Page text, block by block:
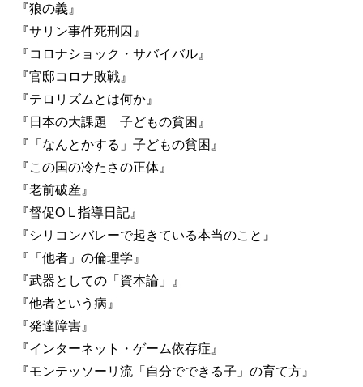
『狼の義』
『サリン事件死刑囚』
『コロナショック・サバイバル』
『官邸コロナ敗戦』
『テロリズムとは何か』
『日本の大課題 子どもの貧困』
『「なんとかする」子どもの貧困』
『この国の冷たさの正体』
『老前破産』
『督促O L 指導日記』
『シリコンバレーで起きている本当のこと』
『「他者」の倫理学』
『武器としての「資本論」』
『他者という病』
『発達障害』
『インターネット・ゲーム依存症』
『モンテッソーリ流「自分でできる子」の育て方』